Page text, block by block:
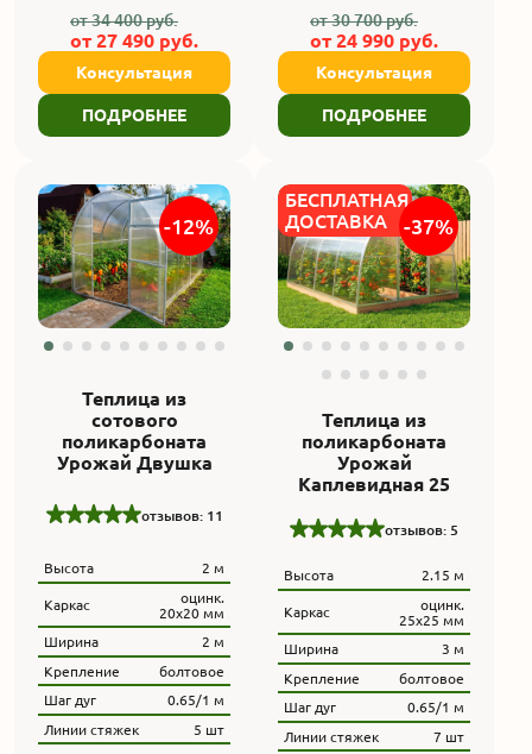
от34 400руб.
от 27 490 руб.
Консультация
ПОДРОБНЕЕ
от30 700руб.
от 24 990 руб.
Консультация
ПОДРОБНЕЕ
-12%
Теплица из
сотового
поликарбоната
Урожай Двушка
отзывов: 11
Высота 2 м
Каркас
оцинк.
20х20 мм
Ширина
2 м
Крепление
болтовое
Шаг дуг
0.65/1 м
Линии стяжек
5 шт
БЕСПЛАТНАЯ
ДОСТАВКА
-37%
Теплица из
поликарбоната
Урожай
Каплевидная 25
отзывов: 5
Высота 2.15 м
Каркас
оцинк.
25х25 мм
Ширина
3 м
Крепление
болтовое
Шаг дуг
0.65/1 м
Линии стяжек
7 шт